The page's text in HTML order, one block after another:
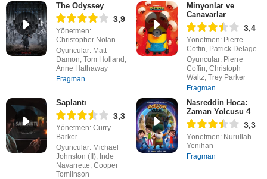
The Odyssey
3,9
Yönetmen:
Christopher Nolan
Oyuncular: Matt
Damon, Tom Holland,
Anne Hathaway
Fragman
Minyonlar ve
Canavarlar
3,4
Yönetmen: Pierre
Coffin, Patrick Delage
Oyuncular: Pierre
Coffin, Christoph
Waltz, Trey Parker
Fragman
Saplantı
3,3
Yönetmen: Curry
Barker
Oyuncular: Michael
Johnston (II), Inde
Navarrette, Cooper
Tomlinson
Nasreddin Hoca:
Zaman Yolcusu 4
3,3
Yönetmen: Nurullah
Yenihan
Fragman